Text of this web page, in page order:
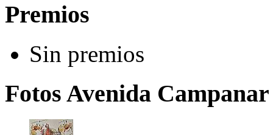
Premios
Sin premios
Fotos Avenida